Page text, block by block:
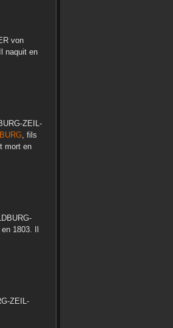
von
naquit en
ZEIL-
, fils
mort en
en 1803. Il
ZEIL-